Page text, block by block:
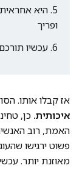
היא
ופריך
עכשיו
אז קבלו אותו.
איכותית. כן,
האמת, רוב
פשוט ירגישו
מאוזנת יותר.